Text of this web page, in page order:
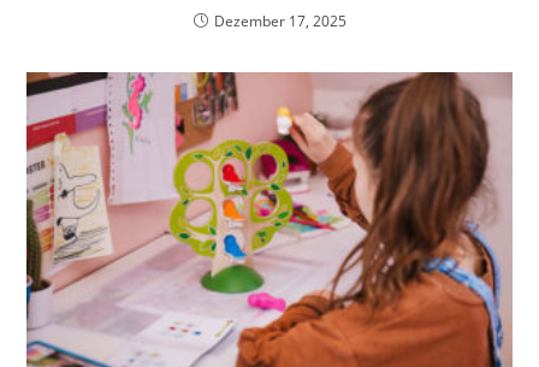
Dezember 17, 2025